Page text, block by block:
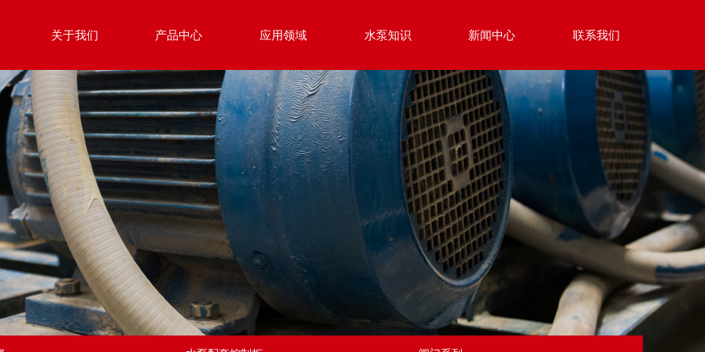
关于我们 产品中心 应用领域 水泵知识 新闻中心 联系我们